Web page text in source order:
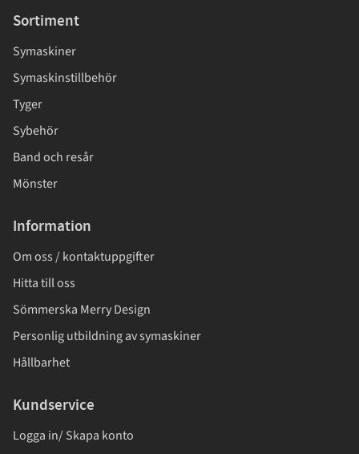
Sortiment
Symaskiner
Symaskinstillbehör
Tyger
Sybehör
Band och resår
Mönster
Information
Om oss / kontaktuppgifter
Hitta till oss
Sömmerska Merry Design
Personlig utbildning av symaskiner
Hållbarhet
Kundservice
Logga in/ Skapa konto